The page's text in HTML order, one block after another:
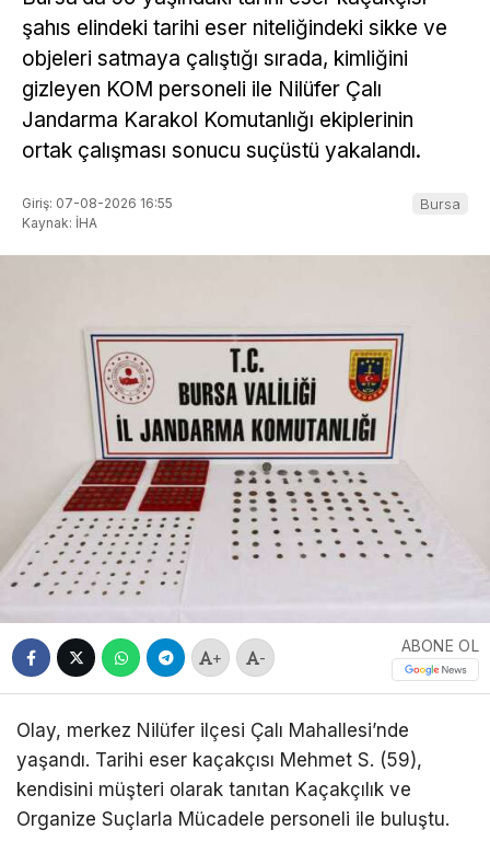
şahıs elindeki tarihi eser niteliğindeki sikke ve
objeleri satmaya çalıştığı sırada, kimliğini
gizleyen KOM personeli ile Nilüfer Çalı
Jandarma Karakol Komutanlığı ekiplerinin
ortak çalışması sonucu suçüstü yakalandı.
Giriş: 07-08-2026 16:55
Kaynak: İHA
Bursa
+ -
ABONE OL
Olay, merkez Nilüfer ilçesi Çalı Mahallesi’nde
yaşandı. Tarihi eser kaçakçısı Mehmet S. (59),
kendisini müşteri olarak tanıtan Kaçakçılık ve
Organize Suçlarla Mücadele personeli ile buluştu.